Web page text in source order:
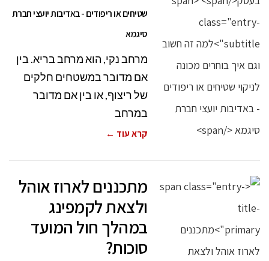
שטיחים או ריפודים - באדיבות יועצי חברת
סיגמא
מרחב נקי, הוא מרחב בריא. בין
אם מדובר במשטחים חלקים
של ריצוף, או בין אם מדובר
במרחב
קרא עוד ←
מתכננים לארוז אוהל
ולצאת לקמפינג
במהלך חול המועד
סוכות?